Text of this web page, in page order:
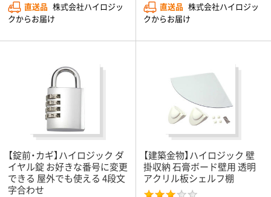
直送品 株式会社ハイロジッ
クからお届け
直送品 株式会社ハイロジッ
クからお届け
【錠前・カギ】ハイロジック ダ
イヤル錠 お好きな番号に変更
できる 屋外でも使える 4段文
字合わせ
【建築金物】ハイロジック 壁
掛収納 石膏ボード壁用 透明
アクリル板シェルフ棚